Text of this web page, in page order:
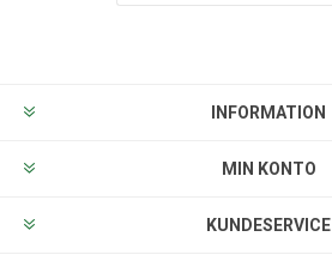
INFORMATION
MIN KONTO
KUNDESERVICE